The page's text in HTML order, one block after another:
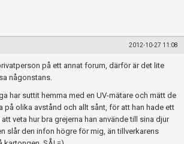
2012-10-27 11:08
på ett annat forum, därför är det lite
någonstans.
har suttit hemma med en UV-mätare och mätt de
på olika avstånd och allt sånt, för att han hade ett
veta hur bra grejerna han använde till sina djur
slår den infon högre för mig, än tillverkarens